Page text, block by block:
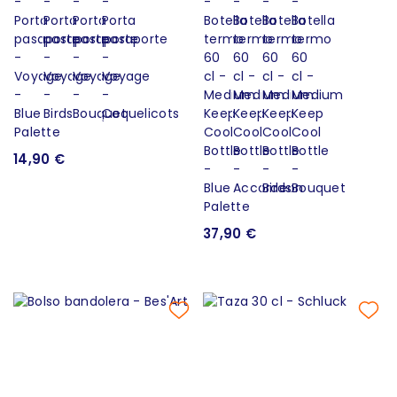
14,90 €
37,90 €